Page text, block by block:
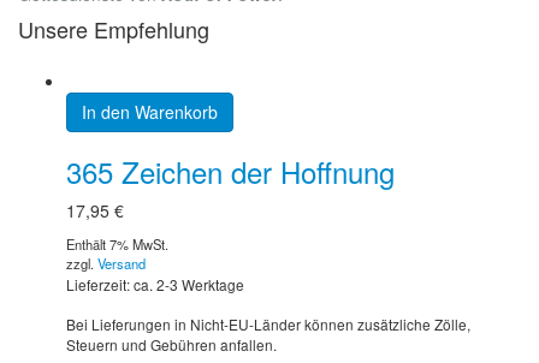
Unsere Empfehlung
In den Warenkorb
365 Zeichen der Hoffnung
17,95 €
Enthält 7% MwSt.
zzgl. Versand
Lieferzeit: ca. 2-3 Werktage
Bei Lieferungen in Nicht-EU-Länder können zusätzliche Zölle,
Steuern und Gebühren anfallen.